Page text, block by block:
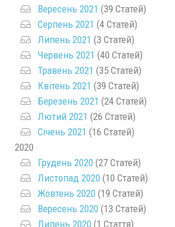
Вересень 2021 (39 Статей)
Серпень 2021 (4 Статей)
Липень 2021 (3 Статей)
Червень 2021 (40 Статей)
Травень 2021 (35 Статей)
Квітень 2021 (39 Статей)
Березень 2021 (24 Статей)
Лютий 2021 (26 Статей)
Січень 2021 (16 Статей)
2020
Грудень 2020 (27 Статей)
Листопад 2020 (10 Статей)
Жовтень 2020 (19 Статей)
Вересень 2020 (13 Статей)
Липень 2020 (1 Стаття)